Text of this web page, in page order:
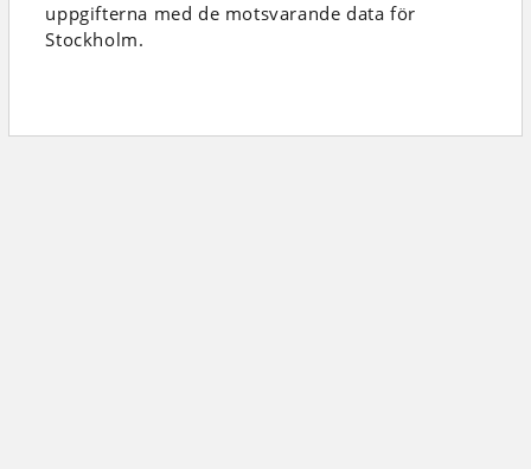
uppgifterna med de motsvarande data för
Stockholm.